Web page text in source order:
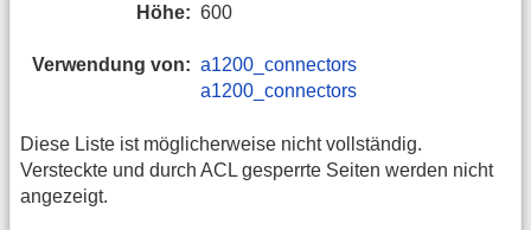
Höhe: 600
Verwendung von: a1200_connectors
a1200_connectors
Diese Liste ist möglicherweise nicht vollständig.
Versteckte und durch ACL gesperrte Seiten werden nicht
angezeigt.